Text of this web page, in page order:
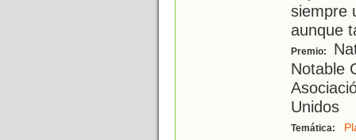
siempre
aunque
Premio:
Notable
Unidos
Temática: